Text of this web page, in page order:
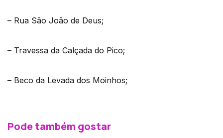
– Rua São João de Deus;
– Travessa da Calçada do Pico;
– Beco da Levada dos Moinhos;
Pode também gostar